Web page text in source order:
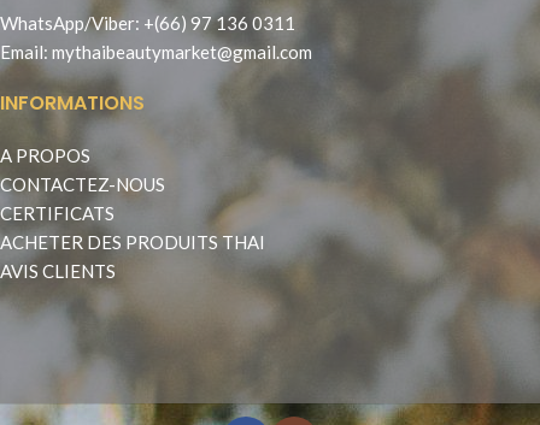
WhatsApp/Viber: +(66) 97 136 0311
Email: mythaibeautymarket@gmail.com
INFORMATIONS
A PROPOS
CONTACTEZ-NOUS
CERTIFICATS
ACHETER DES PRODUITS THAI
AVIS CLIENTS